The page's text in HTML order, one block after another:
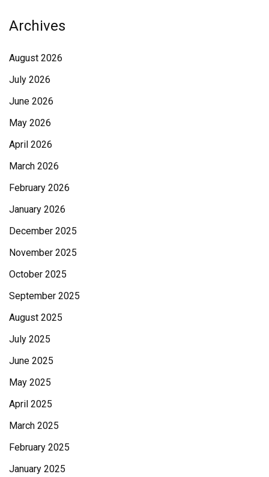
Archives
August 2026
July 2026
June 2026
May 2026
April 2026
March 2026
February 2026
January 2026
December 2025
November 2025
October 2025
September 2025
August 2025
July 2025
June 2025
May 2025
April 2025
March 2025
February 2025
January 2025